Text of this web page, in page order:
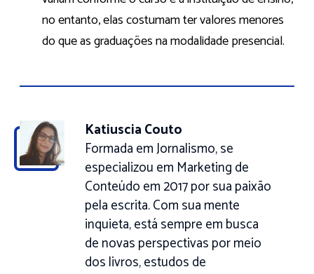
no entanto, elas costumam ter valores menores
do que as graduações na modalidade presencial.
Katiuscia Couto
Formada em Jornalismo, se
especializou em Marketing de
Conteúdo em 2017 por sua paixão
pela escrita. Com sua mente
inquieta, está sempre em busca
de novas perspectivas por meio
dos livros, estudos de